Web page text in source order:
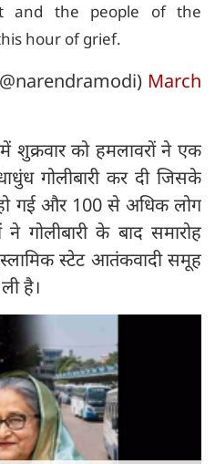
and the people of the
hour of grief.
March
शुक्रवार को हमलावरों ने एक
गोलीबारी कर दी जिसके
गई और 100 से अधिक लोग
गोलीबारी के बाद समारोह
स्टेट आतंकवादी समूह
है।